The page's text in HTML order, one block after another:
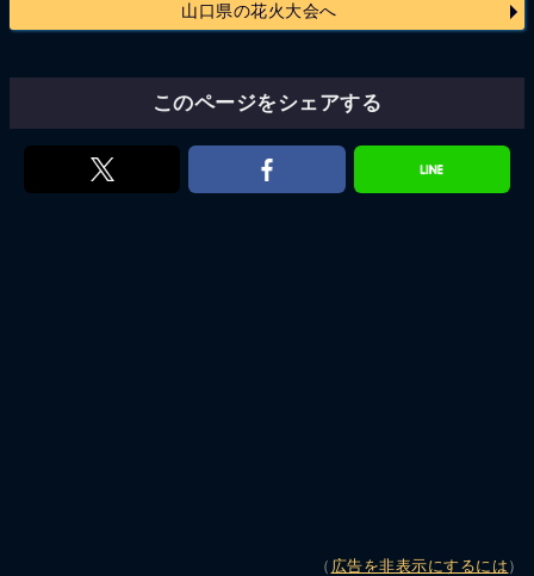
山口県の花火大会へ
このページをシェアする
（ 広告を非表示にするには ）